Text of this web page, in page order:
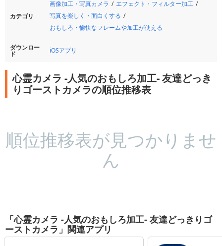
カテゴリ
画像加工・写真カメラ
エフェクト・フィルター加工
写真を楽しく・面白くする
おもしろ・愉快なフレームや加工が使える
ダウンロー
ド iOSアプリ
心霊カメラ -人気のおもしろ加工- 友達どっき
りゴーストカメラの順位推移表
順位推移表が見つかりませ
ん
「心霊カメラ -人気のおもしろ加工- 友達どっきりゴ
ーストカメラ」関連アプリ